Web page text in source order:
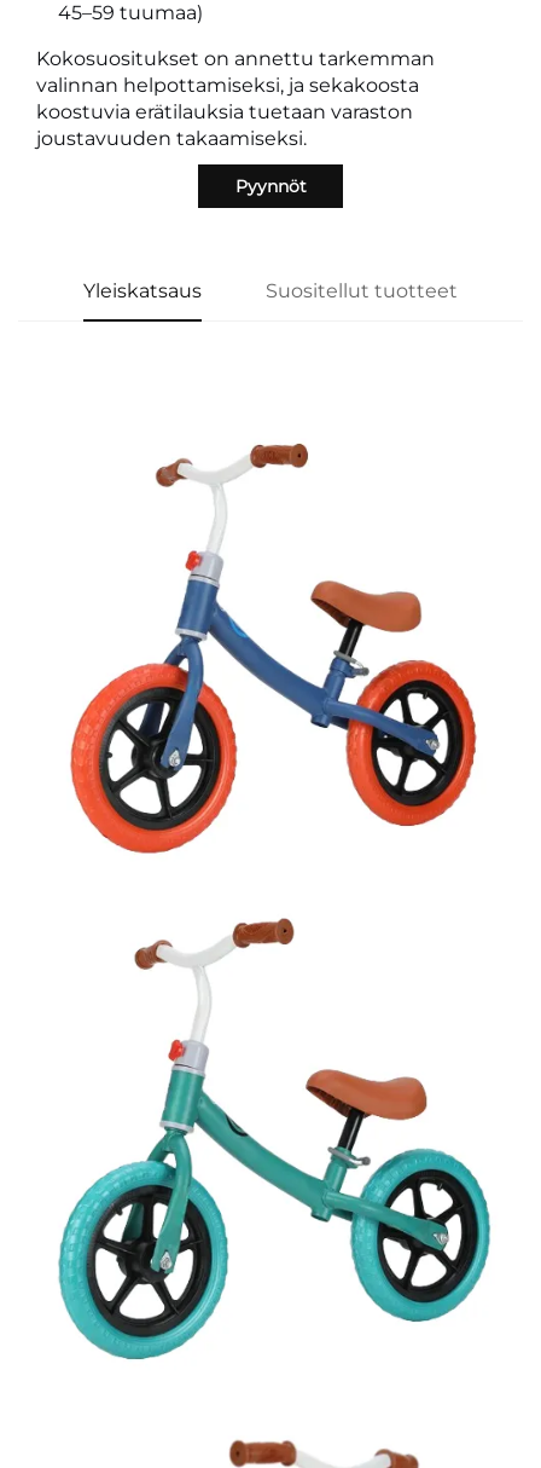
45–59 tuumaa)
Kokosuositukset on annettu tarkemman
valinnan helpottamiseksi, ja sekakoosta
koostuvia erätilauksia tuetaan varaston
joustavuuden takaamiseksi.
Pyynnöt
Yleiskatsaus Suositellut tuotteet